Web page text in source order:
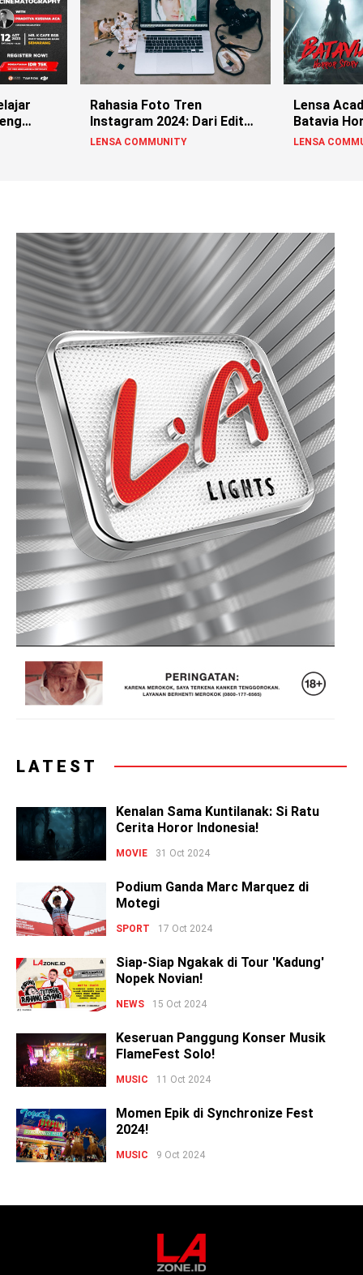
Rahasia Foto Tren
Instagram 2024: Dari Edit
Sampe Viral!
LENSA COMMUNITY
Lensa
Batavia
Al Ghazali
LENSA
LATEST
Kenalan Sama Kuntilanak: Si Ratu
Cerita Horor Indonesia!
MOVIE 31 Oct 2024
Podium Ganda Marc Marquez di
Motegi
SPORT 17 Oct 2024
Siap-Siap Ngakak di Tour 'Kadung'
Nopek Novian!
NEWS 15 Oct 2024
Keseruan Panggung Konser Musik
FlameFest Solo!
MUSIC 11 Oct 2024
Momen Epik di Synchronize Fest
2024!
MUSIC 9 Oct 2024